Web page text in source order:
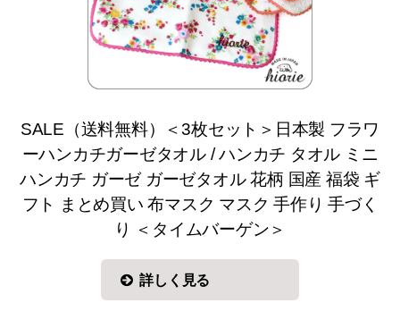
SALE（送料無料）＜3枚セット＞日本製 フラワ
ーハンカチガーゼタオル / ハンカチ タオル ミニ
ハンカチ ガーゼ ガーゼタオル 花柄 国産 福袋 ギ
フト まとめ買い 布マスク マスク 手作り 手づく
り ＜タイムバーゲン＞
詳しく見る